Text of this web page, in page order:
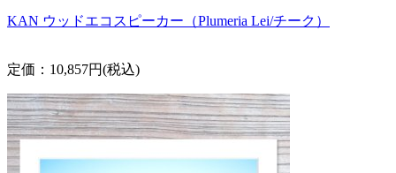
KAN ウッドエコスピーカー（Plumeria Lei/チーク）
定価：10,857円(税込)